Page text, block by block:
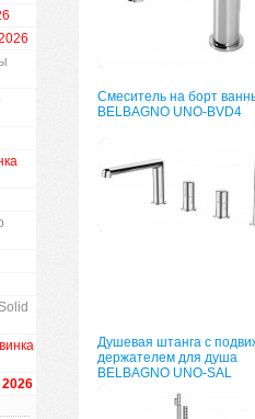
Смеситель на борт
BELBAGNO UNO-BVD4
Душевая штанга с
держателем для душа
BELBAGNO UNO-SAL